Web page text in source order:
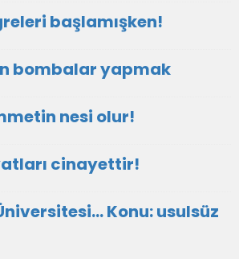
başlamışken!
bombalar yapmak
nesi olur!
cinayettir!
Konu: usulsüz